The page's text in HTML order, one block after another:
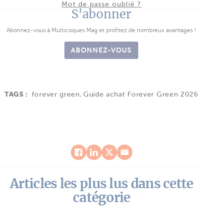
Mot de passe oublié ?
S'abonner
Abonnez-vous à Multicoques Mag et profitez de nombreux avantages !
ABONNEZ-VOUS
TAGS : forever green, Guide achat Forever Green 2026
Articles les plus lus dans cette
catégorie